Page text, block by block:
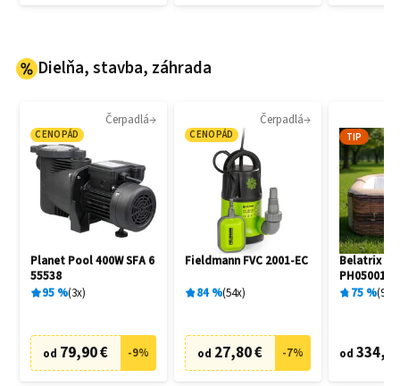
Dielňa, stavba, záhrada
Čerpadlá
CENOPÁD
Planet Pool 400W SFA 6
55538
95% 3x
od 79,90 € -9%
Čerpadlá
CENOPÁD
Fieldmann FVC 2001-EC
84% 54x
od 27,80 € -7%
TIP
Belatrix
PH050013S
75% 9
od